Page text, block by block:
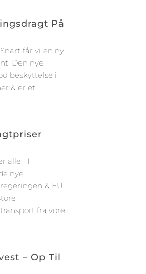
På
får vi en ny
Den nye
beskyttelse i
& er et
alle I
nye
& EU
fra vore
– Op Til